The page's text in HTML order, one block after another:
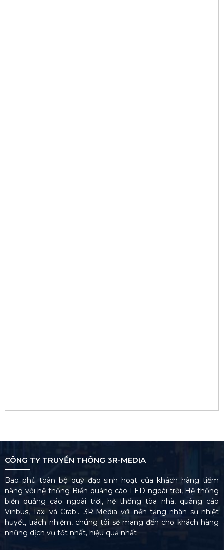
CÔNG TY TRUYỀN THÔNG 3R-MEDIA
Bao phủ toàn bộ quỹ đạo sinh hoạt của khách hàng tiềm
năng với hệ thống Biển quảng cáo LED ngoài trời, Hệ thống
biển quảng cáo ngoài trời, hệ thống tòa nhà, quảng cáo
Vinbus, Taxi và Grab… 3R-Media với nền tảng nhân sự nhiệt
huyết, trách nhiệm, chúng tôi sẽ mang đến cho khách hàng
những dịch vụ tốt nhất, hiệu quả nhất